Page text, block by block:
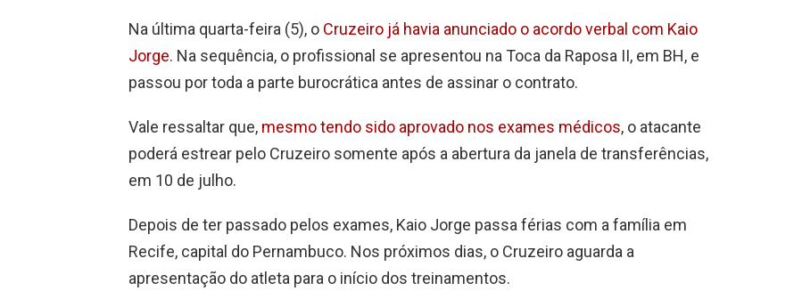
Na última quarta-feira (5), o Cruzeiro já havia anunciado o acordo verbal com Kaio
Jorge. Na sequência, o profissional se apresentou na Toca da Raposa II, em BH, e
passou por toda a parte burocrática antes de assinar o contrato.
Vale ressaltar que, mesmo tendo sido aprovado nos exames médicos, o atacante
poderá estrear pelo Cruzeiro somente após a abertura da janela de transferências,
em 10 de julho.
Depois de ter passado pelos exames, Kaio Jorge passa férias com a família em
Recife, capital do Pernambuco. Nos próximos dias, o Cruzeiro aguarda a
apresentação do atleta para o início dos treinamentos.